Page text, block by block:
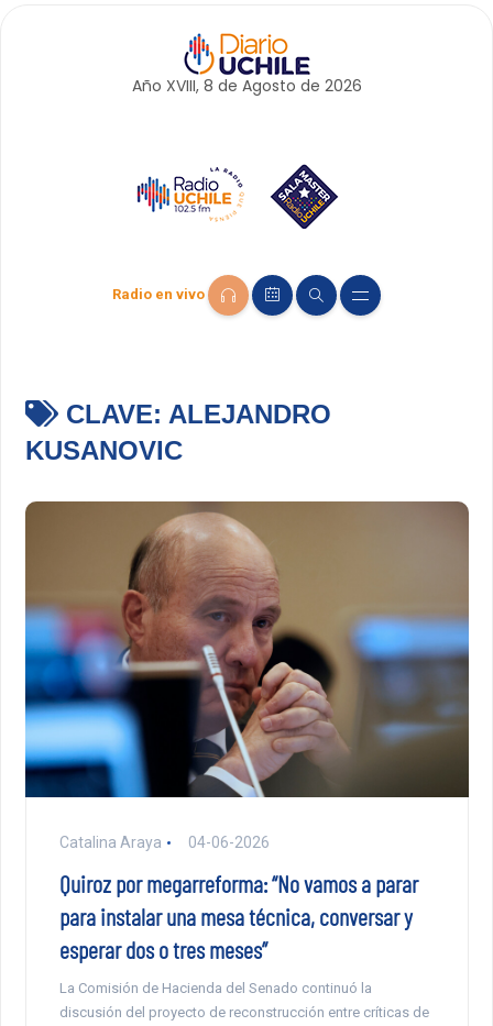
Año XVIII, 8 de Agosto de 2026
Radio en vivo
CLAVE: ALEJANDRO
KUSANOVIC
Catalina Araya 04-06-2026
Quiroz por megarreforma: “No vamos a parar
para instalar una mesa técnica, conversar y
esperar dos o tres meses”
La Comisión de Hacienda del Senado continuó la
discusión del proyecto de reconstrucción entre críticas de